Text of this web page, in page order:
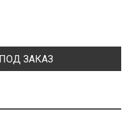
ПОД ЗАКАЗ